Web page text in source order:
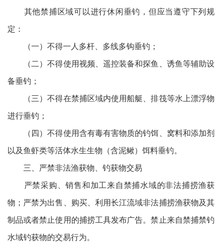
其他禁捕区域可以进行休闲垂钓，但应当遵守下列规
定：
（一）不得一人多杆、多线多钩垂钓；
（二）不得使用视频、遥控装备和探鱼、诱鱼等辅助设
备垂钓；
（三）不得在禁捕区域内使用船艇、排筏等水上漂浮物
进行垂钓；
（四）不得使用含有毒有害物质的钓饵、窝料和添加剂
以及鱼虾类等活体水生生物（含泥鳅）饵料垂钓。
三、严禁非法渔获物、钓获物交易
严禁采购、销售和加工来自禁捕水域的非法捕捞渔获
物；严禁为出售、购买、利用长江流域非法捕捞渔获物及其
制品或者禁止使用的捕捞工具发布广告。禁止来自禁捕禁钓
水域钓获物的交易行为。